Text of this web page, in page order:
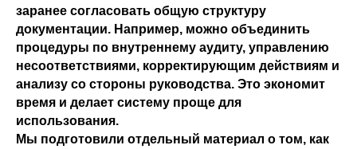
заранее согласовать общую структуру
документации. Например, можно объединить
процедуры по внутреннему аудиту, управлению
несоответствиями, корректирующим действиям и
анализу со стороны руководства. Это экономит
время и делает систему проще для
использования.
Мы подготовили отдельный материал о том, как